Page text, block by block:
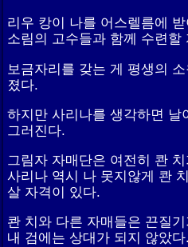
리우 캉이 나를 어스렐름에
소림의 고수들과 함께 수련할
보금자리를 갖는 게 평생의
졌다.
하지만 사리나를 생각하면
그러진다.
그림자 자매단은 여전히 콴
사리나 역시 나 못지않게 콴
살 자격이 있다.
콴 치와 다른 자매들은 끈질
내 검에는 상대가 되지 않았다.